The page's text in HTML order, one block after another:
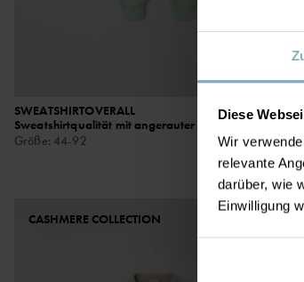
Diese
Wir
relevante
darüber, wie
Einwilligung
SWEATSHIRTOVERALL
Sweatshirtqualität mit angerauter Innenseite
Größe: 44-92
32,90 €
CASHMERE COLLECTION